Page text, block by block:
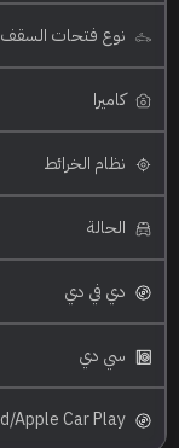
نوع فتحات السقف
كاميرا
نظام الخرائط
الحالة
دي في دي
سي دي
Android/Apple Car Play